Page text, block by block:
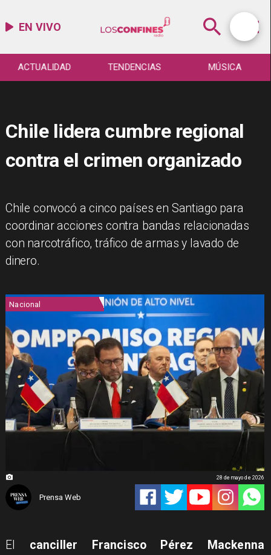
EN VIVO
ACTUALIDAD TENDENCIAS MÚSICA
Chile lidera cumbre regional
contra el crimen organizado
Chile convocó a cinco países en Santiago para
coordinar acciones contra bandas relacionadas
con narcotráfico, tráfico de armas y lavado de
dinero.
Nacional
Prensa Web
28 de mayo de 2026
El canciller Francisco Pérez Mackenna